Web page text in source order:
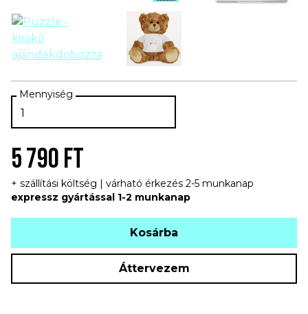
5 790 FT
+ szállítási költség | várható érkezés 2-5 munkanap
expressz gyártással 1-2 munkanap
Kosárba
Áttervezem